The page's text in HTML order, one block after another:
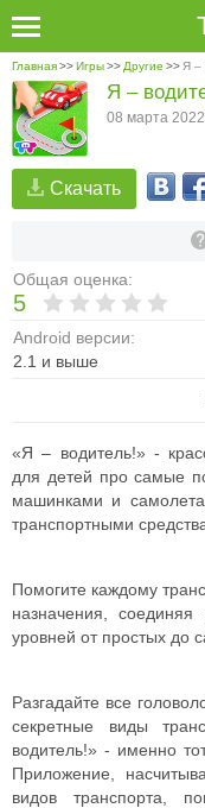
Главная>>Игры>> Другие >> Я –
Скачать
Общая оценка:
5
Android версии:
2.1 и выше
Я –
08 марта
«Я – водитель!» -
для детей про самые
машинками и
транспортными
Помогите каждому
назначения,
уровней от простых до
Разгадайте все
секретные виды
водитель!» - именно
Приложение,
видов транспорта,